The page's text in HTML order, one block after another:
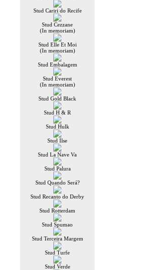
Stud Cariri do Recife
Stud Cezzane
(In memoriam)
Stud Elle Et Moi
(In memoriam)
Stud Embalagem
Stud Everest
(In memoriam)
Stud Gold Black
Stud H & R
Stud Hulk
Stud Ilse
Stud La Nave Va
Stud Palura
Stud Quando Será?
Stud Recanto do Derby
Stud Rotterdam
Stud Spumao
Stud Terceira Margem
Stud Turfe
Stud Verde